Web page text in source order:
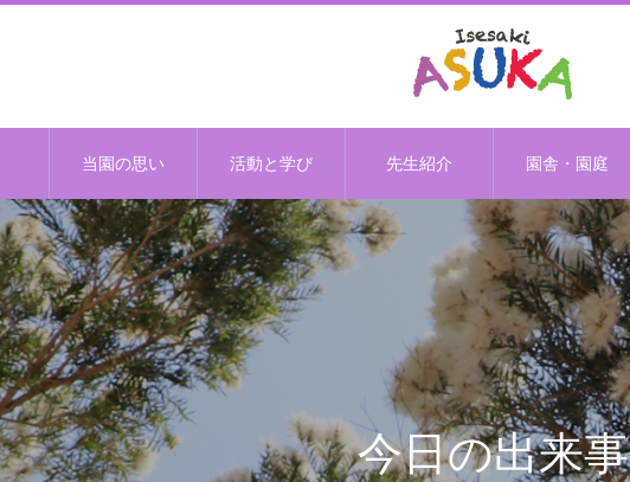
当園の思い 活動と学び 先生紹介 園舎・園庭
今日の出来事